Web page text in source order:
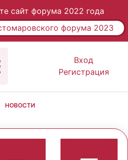
сайт форума 2022 года
форума 2023
Вход
Регистрация
НОВОСТИ